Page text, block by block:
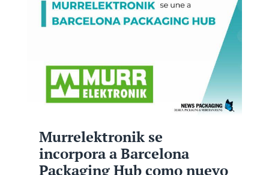
Murrelektronik se
incorpora a Barcelona
Packaging Hub como nuevo